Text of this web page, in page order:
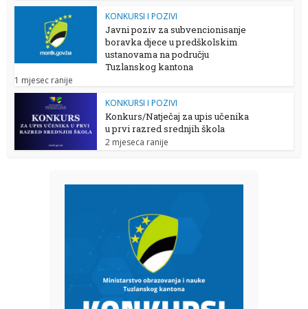
KONKURSI I POZIVI
Javni poziv za subvencionisanje
boravka djece u predškolskim
ustanovama na području
Tuzlanskog kantona
1 mjesec ranije
KONKURSI I POZIVI
Konkurs/Natječaj za upis učenika
u prvi razred srednjih škola
2 mjeseca ranije